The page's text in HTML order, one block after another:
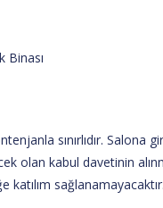
Binası
sınırlıdır. Salona
olan kabul davetinin
katılım sağlanamayacaktır.